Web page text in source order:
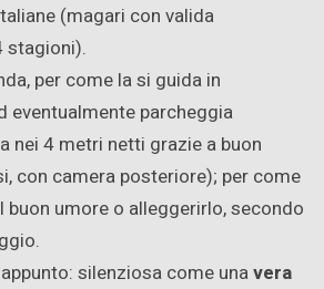
(magari con valida
stagioni).
per come la si guida in
eventualmente parcheggia
nei 4 metri netti grazie a buon
con camera posteriore); per come
buon umore o alleggerirlo, secondo
silenziosa come unavera